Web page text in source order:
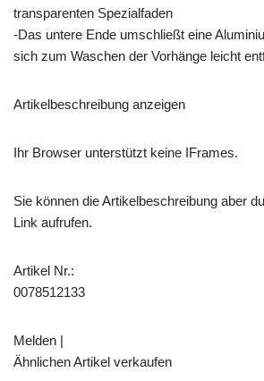
transparenten Spezialfaden
-Das untere Ende umschließt eine
sich zum Waschen der Vorhänge leicht
Artikelbeschreibung anzeigen
Ihr Browser unterstützt keine IFrames.
Sie können die Artikelbeschreibung aber
Link aufrufen.
Artikel Nr.:
0078512133
Melden |
Ähnlichen Artikel verkaufen